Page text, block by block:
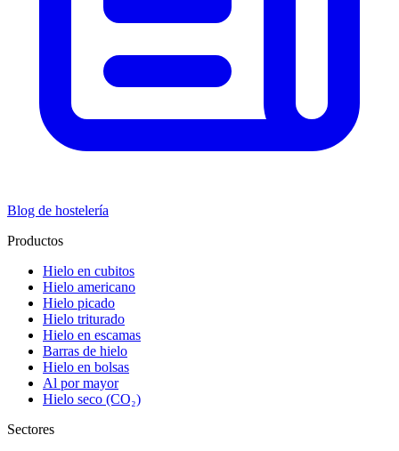
Blog de hostelería
Productos
Hielo en cubitos
Hielo americano
Hielo picado
Hielo triturado
Hielo en escamas
Barras de hielo
Hielo en bolsas
Al por mayor
Hielo seco (CO₂)
Sectores